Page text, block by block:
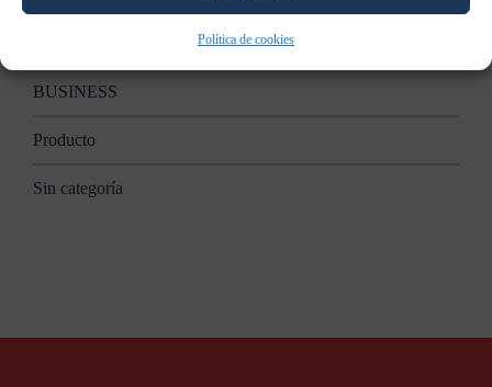
Política de cookies
BUSINESS
Producto
Sin categoría